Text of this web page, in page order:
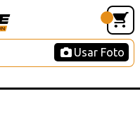
Usar Foto